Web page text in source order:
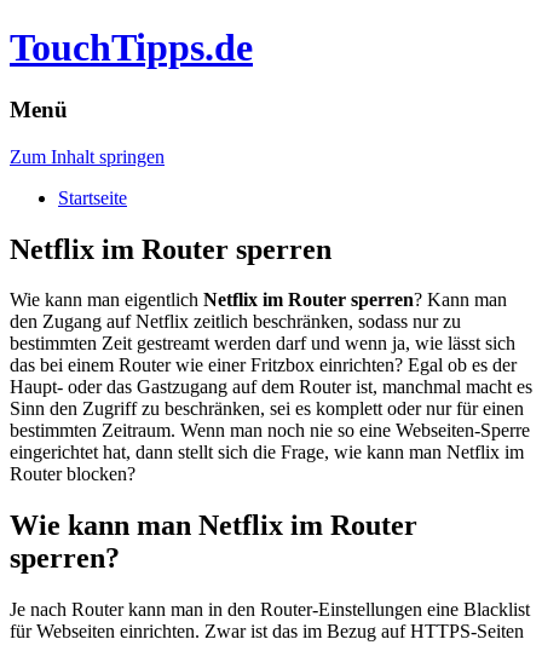
TouchTipps.de
Menü
Zum Inhalt springen
Startseite
Netflix im Router sperren
Wie kann man eigentlich Netflix im Router sperren? Kann man
den Zugang auf Netflix zeitlich beschränken, sodass nur zu
bestimmten Zeit gestreamt werden darf und wenn ja, wie lässt sich
das bei einem Router wie einer Fritzbox einrichten? Egal ob es der
Haupt- oder das Gastzugang auf dem Router ist, manchmal macht es
Sinn den Zugriff zu beschränken, sei es komplett oder nur für einen
bestimmten Zeitraum. Wenn man noch nie so eine Webseiten-Sperre
eingerichtet hat, dann stellt sich die Frage, wie kann man Netflix im
Router blocken?
Wie kann man Netflix im Router
sperren?
Je nach Router kann man in den Router-Einstellungen eine Blacklist
für Webseiten einrichten. Zwar ist das im Bezug auf HTTPS-Seiten